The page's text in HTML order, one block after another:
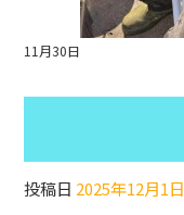
11月30日
投稿日 2025年12月1日